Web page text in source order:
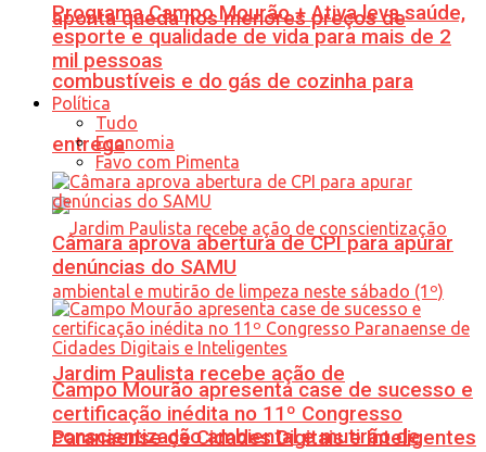
aponta queda nos menores preços de
combustíveis e do gás de cozinha para
entrega
Jardim Paulista recebe ação de
conscientização ambiental e mutirão de
Programa Campo Mourão + Ativa leva saúde,
esporte e qualidade de vida para mais de 2
mil pessoas
Política
Tudo
Economia
Favo com Pimenta
Câmara aprova abertura de CPI para apurar
denúncias do SAMU
Campo Mourão apresenta case de sucesso e
certificação inédita no 11º Congresso
Paranaense de Cidades Digitais e Inteligentes